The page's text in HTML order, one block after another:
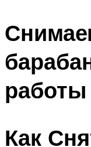
работы
Как